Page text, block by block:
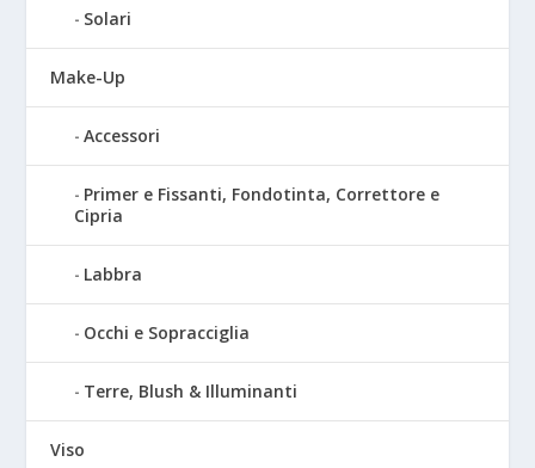
Solari
Make-Up
Accessori
Primer e Fissanti, Fondotinta, Correttore e
Cipria
Labbra
Occhi e Sopracciglia
Terre, Blush & Illuminanti
Viso